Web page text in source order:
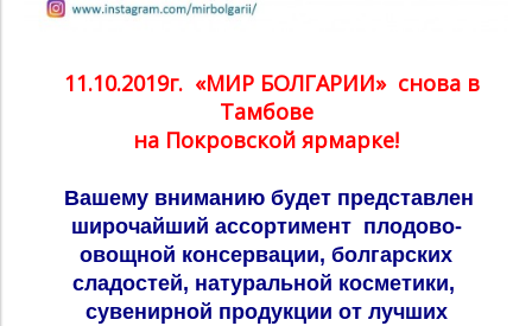
11.10.2019г. «МИР БОЛГАРИИ» снова в
Тамбове
на Покровской ярмарке!
Вашему вниманию будет представлен
широчайший ассортимент плодово-
овощной консервации, болгарских
сладостей, натуральной косметики,
сувенирной продукции от лучших